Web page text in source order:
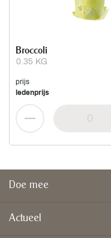
0.35 KG
Broccoli
prijs
ledenprijs
Doe mee
Actueel